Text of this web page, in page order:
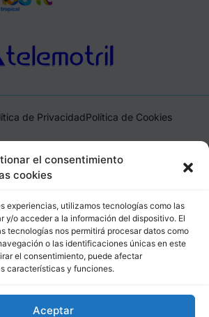
el consentimiento
cookies
experiencias, utilizamos tecnologías como las
y/o acceder a la información del dispositivo. El
tecnologías nos permitirá procesar datos como
o las identificaciones únicas en este
el consentimiento, puede afectar
características y funciones.
Aceptar
de PrivacidadPolítica de Cookies
Plaza de España, 1, 18600, Motril,
P1814200J, DIR3: L01181400